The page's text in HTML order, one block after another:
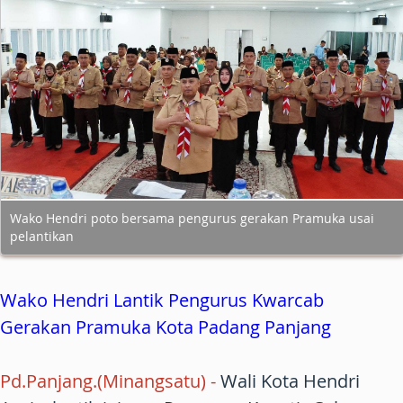
Wako Hendri poto bersama pengurus gerakan Pramuka usai
pelantikan
Wako Hendri Lantik Pengurus Kwarcab
Gerakan Pramuka Kota Padang Panjang
Pd.Panjang.(Minangsatu) -Wali Kota Hendri